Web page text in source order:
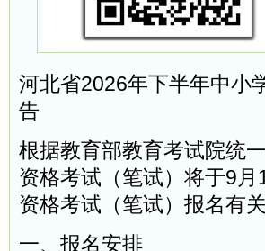
河北省2026年下半年中小
告
根据教育部教育考试院统
资格考试（笔试）将于9
资格考试（笔试）报名有
一、报名安排